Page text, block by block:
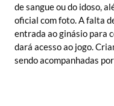
de sangue ou do idoso,
oficial com foto. A falta
entrada ao ginásio para
dará acesso ao jogo.
sendo acompanhadas